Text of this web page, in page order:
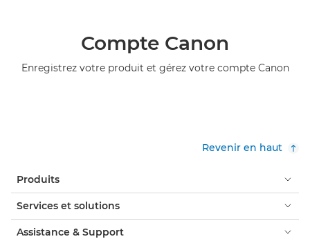
Compte Canon
Enregistrez votre produit et gérez votre compte Canon
Revenir en haut
Produits
Services et solutions
Assistance & Support